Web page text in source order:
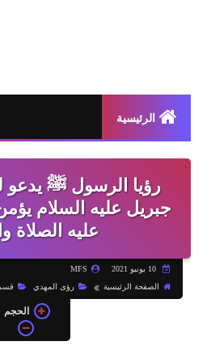
الرئيسية
رؤيا الرسول ﷺ يدعو
جبريل عليه السلام
عليه الصلاة
10 يونيو 2021 MFS
الصفحة الرئيسية رؤى المهدي
الحجم